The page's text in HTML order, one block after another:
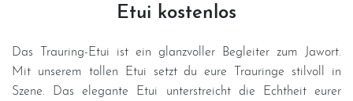
Etui kostenlos
Das Trauring-Etui ist ein glanzvoller Begleiter zum Jawort.
Mit unserem tollen Etui setzt du eure Trauringe stilvoll in
Szene. Das elegante Etui unterstreicht die Echtheit eurer